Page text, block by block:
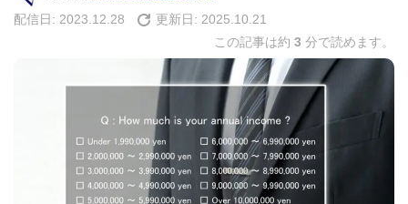
配信日: 2023.12.28 更新日: 2025.10.21
この記事は約 3 分で読めます。